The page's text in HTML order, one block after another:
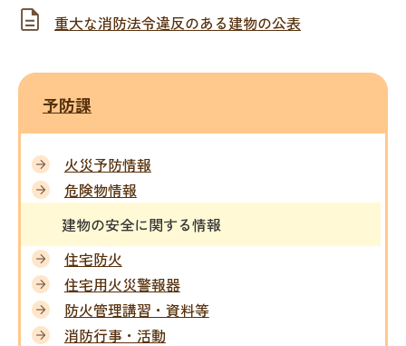
重大な消防法令違反のある建物の公表
予防課
火災予防情報
危険物情報
建物の安全に関する情報
住宅防火
住宅用火災警報器
防火管理講習・資料等
消防行事・活動